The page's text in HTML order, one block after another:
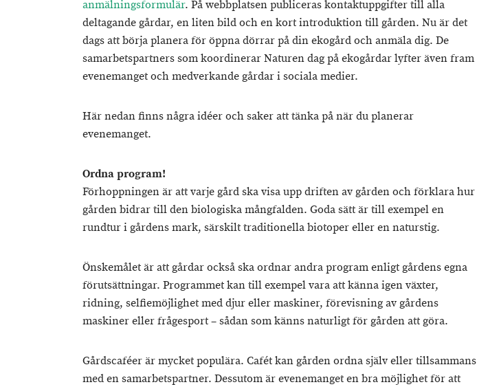
anmälningsformulär. På webbplatsen publiceras kontaktuppgifter till alla
deltagande gårdar, en liten bild och en kort introduktion till gården. Nu är det
dags att börja planera för öppna dörrar på din ekogård och anmäla dig. De
samarbetspartners som koordinerar Naturen dag på ekogårdar lyfter även fram
evenemanget och medverkande gårdar i sociala medier.
Här nedan finns några idéer och saker att tänka på när du planerar
evenemanget.
Ordna program!
Förhoppningen är att varje gård ska visa upp driften av gården och förklara hur
gården bidrar till den biologiska mångfalden. Goda sätt är till exempel en
rundtur i gårdens mark, särskilt traditionella biotoper eller en naturstig.
Önskemålet är att gårdar också ska ordnar andra program enligt gårdens egna
förutsättningar. Programmet kan till exempel vara att känna igen växter,
ridning, selfiemöjlighet med djur eller maskiner, förevisning av gårdens
maskiner eller frågesport – sådan som känns naturligt för gården att göra.
Gårdscaféer är mycket populära. Cafét kan gården ordna själv eller tillsammans
med en samarbetspartner. Dessutom är evenemanget en bra möjlighet för att